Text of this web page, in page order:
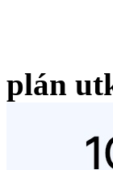
plán